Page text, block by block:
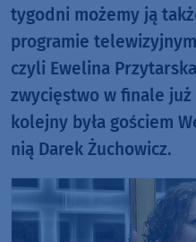
tygodni możemy ją
programie telewizyjnym
czyli Ewelina
zwycięstwo w finale
kolejny była gościem
nią Darek Żuchowicz.